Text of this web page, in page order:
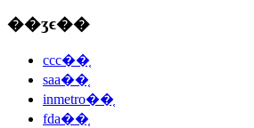
��ʒϵ��
ccc��֤
saa��֤
inmetro��֤
fda��֤